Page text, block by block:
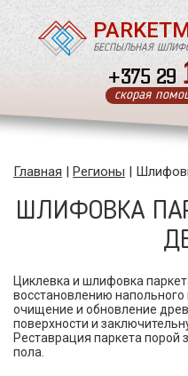
Шлифовка паркета
БЕСПЫЛЬНАЯ
+375 29
скорая
Главная | Регионы |
ШЛИФОВКА
Циклевка и шлифовка
восстановлению
очищение и обновление
поверхности и
Реставрация паркета
пола.